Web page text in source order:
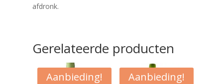
afdronk.
Gerelateerde producten
Aanbieding! Aanbieding!